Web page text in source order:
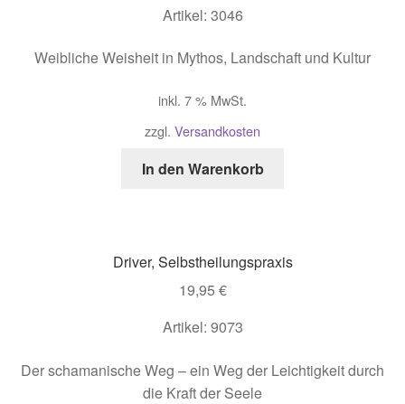
Artikel: 3046
Weibliche Weisheit in Mythos, Landschaft und Kultur
inkl. 7 % MwSt.
zzgl. Versandkosten
In den Warenkorb
Driver, Selbstheilungspraxis
19,95 €
Artikel: 9073
Der schamanische Weg – ein Weg der Leichtigkeit durch
die Kraft der Seele